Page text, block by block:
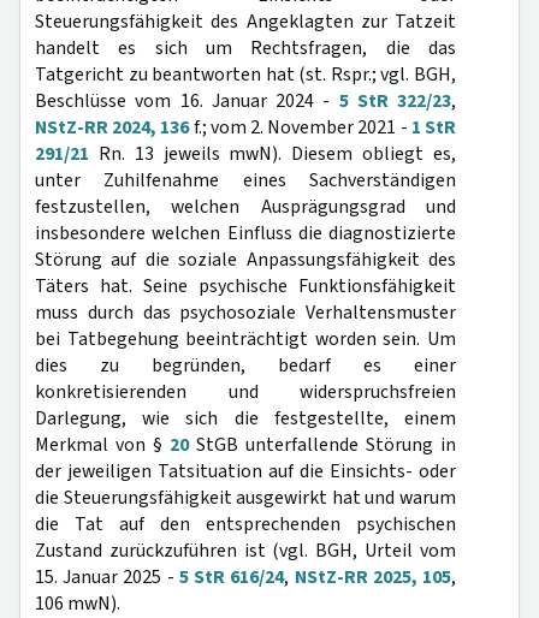
Steuerungsfähigkeit des Angeklagten zur Tatzeit
handelt es sich um Rechtsfragen, die das
Tatgericht zu beantworten hat (st. Rspr.; vgl. BGH,
Beschlüsse vom 16. Januar 2024 - 5 StR 322/23,
NStZ-RR 2024, 136f.; vom 2. November 2021 - 1 StR
291/21 Rn. 13 jeweils mwN). Diesem obliegt es,
unter Zuhilfenahme eines Sachverständigen
festzustellen, welchen Ausprägungsgrad und
insbesondere welchen Einfluss die diagnostizierte
Störung auf die soziale Anpassungsfähigkeit des
Täters hat. Seine psychische Funktionsfähigkeit
muss durch das psychosoziale Verhaltensmuster
bei Tatbegehung beeinträchtigt worden sein. Um
dies zu begründen, bedarf es einer
konkretisierenden und widerspruchsfreien
Darlegung, wie sich die festgestellte, einem
Merkmal von § 20StGB unterfallende Störung in
der jeweiligen Tatsituation auf die Einsichts- oder
die Steuerungsfähigkeit ausgewirkt hat und warum
die Tat auf den entsprechenden psychischen
Zustand zurückzuführen ist (vgl. BGH, Urteil vom
15. Januar 2025 - 5 StR 616/24, NStZ-RR 2025, 105,
106 mwN).